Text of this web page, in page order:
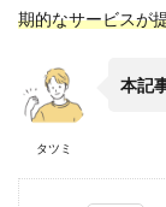
期的なサービスが
タツミ
本記